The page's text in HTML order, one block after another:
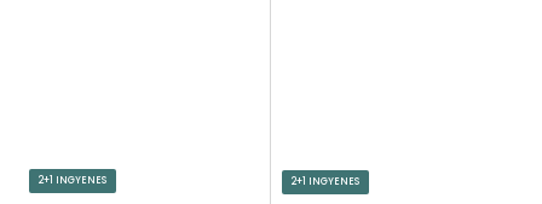
2+1 INGYENES 2+1 INGYENES